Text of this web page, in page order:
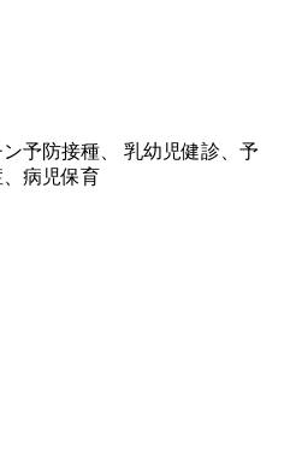
予防接種、 乳幼児健診、予
病児保育